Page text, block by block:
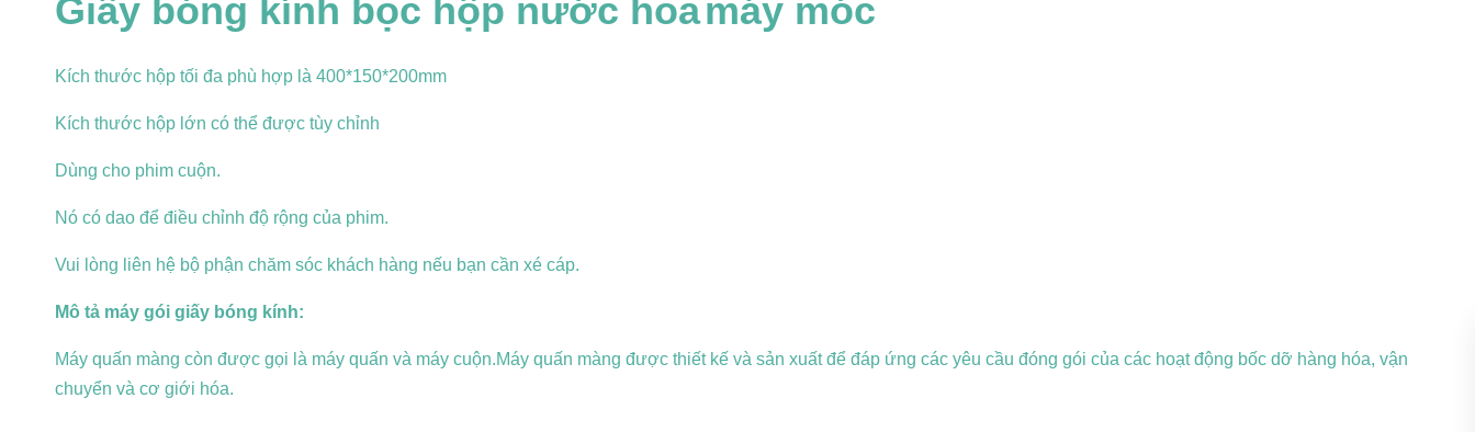
Giấy bóng kính bọc hộp nước hoamáy móc
Kích thước hộp tối đa phù hợp là 400*150*200mm
Kích thước hộp lớn có thể được tùy chỉnh
Dùng cho phim cuộn.
Nó có dao để điều chỉnh độ rộng của phim.
Vui lòng liên hệ bộ phận chăm sóc khách hàng nếu bạn cần xé cáp.
Mô tả máy gói giấy bóng kính:
Máy quấn màng còn được gọi là máy quấn và máy cuộn.Máy quấn màng được thiết kế và sản xuất để đáp ứng các yêu cầu đóng gói của các hoạt động bốc dỡ hàng hóa, vận
chuyển và cơ giới hóa.